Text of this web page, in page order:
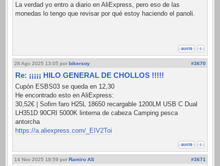
La verdad yo entro a diario en AliExpress, pero eso de las
monedas lo tengo que revisar por qué estoy haciendo el panoli.
28 Ago 2025 13:05 por bikersoy #3670
Re: ¡¡¡¡¡ HILO GENERAL DE CHOLLOS !!!!!
Cupón ESBS03 se queda en 12,30
He encontrado esto en AliExpress:
30,52€ | Sofirn faro H25L 18650 recargable 1200LM USB C Dual
LH351D 90CRI 5000K linterna de cabeza Camping pesca
antorcha
https://a.aliexpress.com/_EIV2Toi
14 Nov 2025 18:59 por Ramiro AS #3671